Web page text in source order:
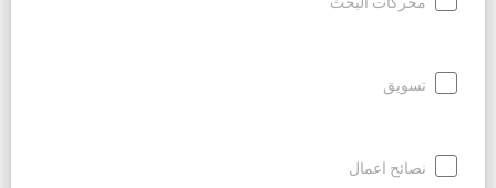
تسويق
نصائح اعمال